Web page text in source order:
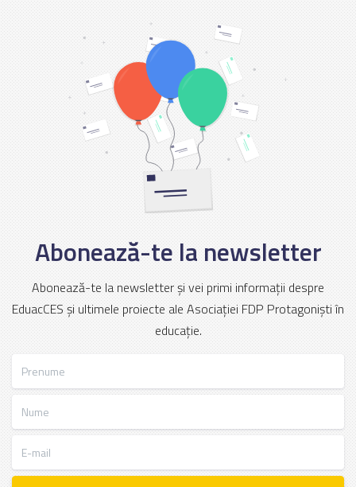
Abonează-te la newsletter
Abonează-te la newsletter și vei primi informații despre
EduacCES și ultimele proiecte ale Asociației FDP Protagoniști în
educație.